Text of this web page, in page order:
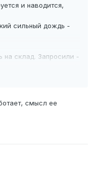
и наводится,
сильный дождь -
на склад. Запросили -
смысл ее